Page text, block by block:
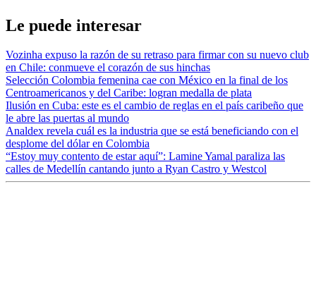
Le puede interesar
Vozinha expuso la razón de su retraso para firmar con su nuevo club
en Chile: conmueve el corazón de sus hinchas
Selección Colombia femenina cae con México en la final de los
Centroamericanos y del Caribe: logran medalla de plata
Ilusión en Cuba: este es el cambio de reglas en el país caribeño que
le abre las puertas al mundo
Analdex revela cuál es la industria que se está beneficiando con el
desplome del dólar en Colombia
“Estoy muy contento de estar aquí”: Lamine Yamal paraliza las
calles de Medellín cantando junto a Ryan Castro y Westcol